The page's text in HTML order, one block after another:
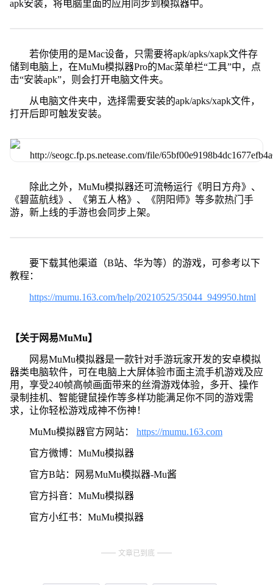
apk安装，将电脑里面的应用同步到模拟器中。
若你使用的是Mac设备，只需要将apk/apks/xapk文件存
储到电脑上，在MuMu模拟器Pro的Mac菜单栏“工具”中，点
击“安装apk”，则会打开电脑文件夹。
从电脑文件夹中，选择需要安装的apk/apks/xapk文件，
打开后即可触发安装。
除此之外，MuMu模拟器还可流畅运行《明日方舟》、
《碧蓝航线》、《第五人格》、《阴阳师》等多款热门手
游，新上线的手游也会同步上架。
要下载其他渠道（B站、华为等）的游戏，可参考以下
教程：
https://mumu.163.com/help/20210525/35044_949950.html
【关于网易MuMu】
网易MuMu模拟器是一款针对手游玩家开发的安卓模拟
器类电脑软件，可在电脑上大屏体验市面主流手机游戏及应
用，享受240帧高帧画面带来的丝滑游戏体验，多开、操作
录制挂机、智能键鼠操作等多样功能满足你不同的游戏需
求，让你轻松游戏成神不伤神！
MuMu模拟器官方网站： https://mumu.163.com
官方微博：MuMu模拟器
官方B站：网易MuMu模拟器-Mu酱
官方抖音：MuMu模拟器
官方小红书：MuMu模拟器
文章已到底